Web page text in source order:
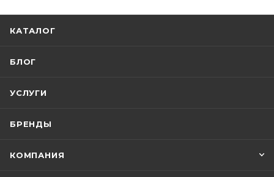
КАТАЛОГ
БЛОГ
УСЛУГИ
БРЕНДЫ
КОМПАНИЯ